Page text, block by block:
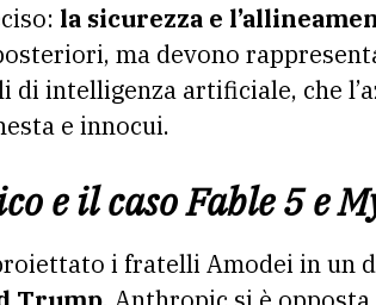
la sicurezza e
ma devono
intelligenza artificiale, che
e innocui.
e il caso Fable 5 e
i fratelli Amodei in un